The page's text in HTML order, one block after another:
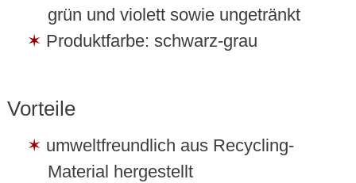
grün und violett sowie ungetränkt
Produktfarbe: schwarz-grau
Vorteile
umweltfreundlich aus Recycling-
Material hergestellt